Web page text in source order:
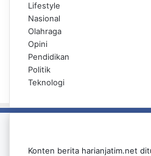
Lifestyle
Nasional
Olahraga
Opini
Pendidikan
Politik
Teknologi
Konten berita harianjatim.net